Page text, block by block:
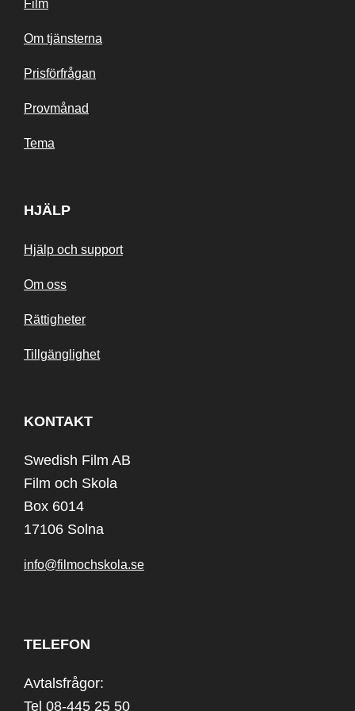
Film
Om tjänsterna
Prisförfrågan
Provmånad
Tema
HJÄLP
Hjälp och support
Om oss
Rättigheter
Tillgänglighet
KONTAKT
Swedish Film AB
Film och Skola
Box 6014
17106 Solna
info@filmochskola.se
TELEFON
Avtalsfrågor:
Tel 08-445 25 50